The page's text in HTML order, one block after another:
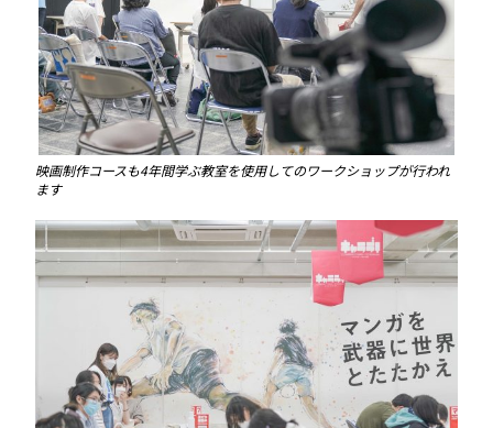
映画制作コースも4年間学ぶ教室を使用してのワークショップが行われ
ます